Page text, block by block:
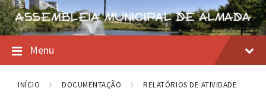
Skip
to
content
Skip
to
main
navigation
Skip
to
footer
Menu
INÍCIO DOCUMENTAÇÃO RELATÓRIOS DE ATIVIDADE